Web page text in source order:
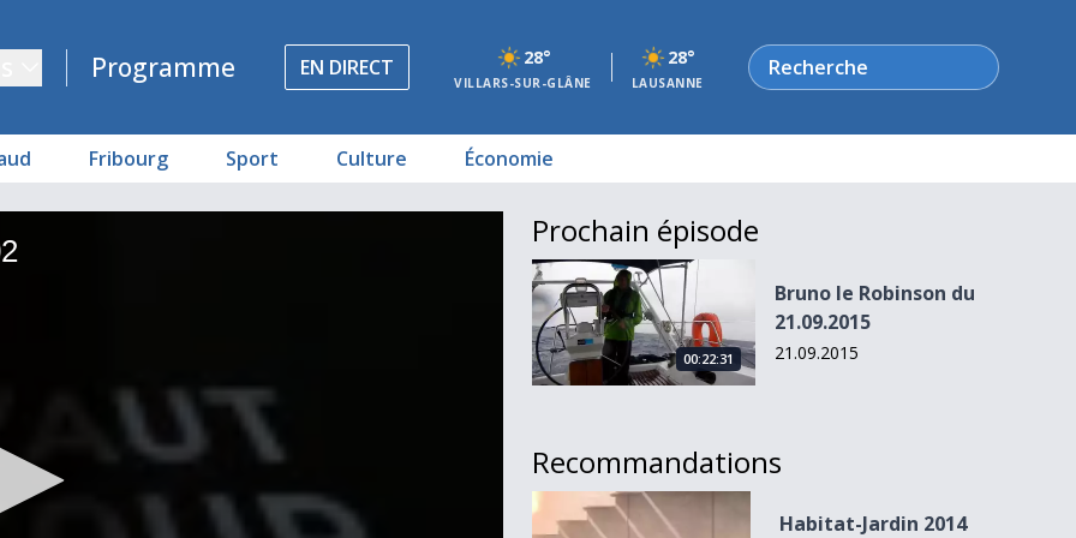
Programme EN DIRECT 28°
VILLARS-SUR-GLÂNE
28°
LAUSANNE
Rechercher
Fribourg Sport Culture Économie
Prochain épisode
Bruno le Robinson du 21.09.2015
00:22:31
Bruno le Robinson du
21.09.2015
21.09.2015
Recommandations
Habitat-Jardin 2014 Emission 5
Habitat-Jardin 2014